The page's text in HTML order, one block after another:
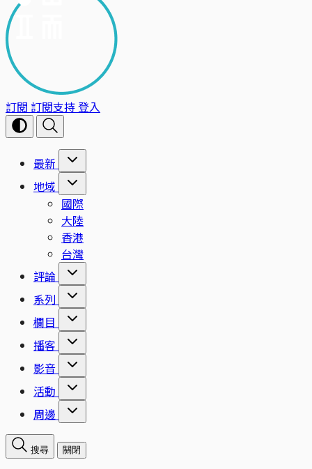
訂閱 訂閱支持登入
最新
地域
國際
大陸
香港
台灣
評論
系列
欄目
播客
影音
活動
周邊
搜尋 關閉